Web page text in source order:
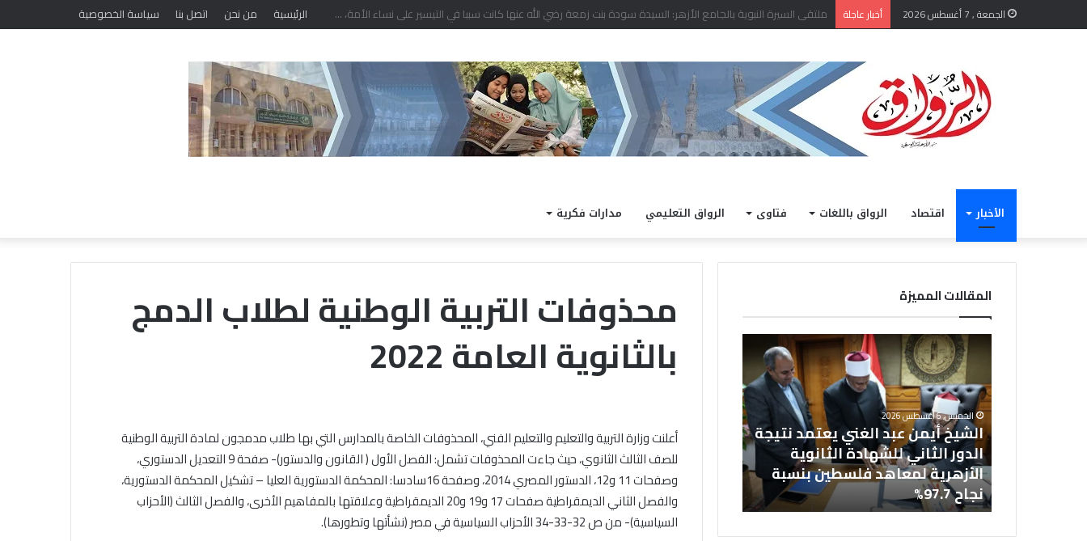
الجمعة , 7 أغسطس 2026 أخبار عاجلة الشيخ أيمن عبد الغني يعتمد نتيجة الدور الثاني للشهادة الثانوية الأزهرية لمعاهد فلسطين بنسبة نجاح 97.7% الرئيسية من نحن اتصل بنا سياسة الخصوصية
الأخبار اقتصاد الرواق باللغات فتاوى الرواق التعليمي مدارات فكرية
محذوفات التربية الوطنية لطلاب الدمج
بالثانوية العامة 2022
أعلنت وزارة التربية والتعليم والتعليم الفني، المحذوفات الخاصة بالمدارس التي بها طلاب مدمجون لمادة التربية الوطنية
للصف الثالث الثانوي، حيث جاءت المحذوفات تشمل: الفصل الأول ( القانون والدستور)- صفحة 9 التعديل الدستوري،
وصفحات 11 و12، الدستور المصري 2014، وصفحة 16سادسا: المحكمة الدستورية العليا – تشكيل المحكمة الدستورية،
والفصل الثاني الديمقراطية صفحات 17 و19 و20 الديمقراطية وعلاقتها بالمفاهيم الأخرى، والفصل الثالث (الأحزاب
السياسية)- من ص 32-33-34 الأحزاب السياسية في مصر (نشأتها وتطورها).
المقالات المميزة
الغني
يعتمد
نتيجة
الدور
الثاني
للشهادة
الثانوية
الأزهرية
الخميس, 6 أغسطس 2026
الشيخ أيمن عبد الغني يعتمد نتيجة
الدور الثاني للشهادة الثانوية
الأزهرية لمعاهد فلسطين بنسبة
نجاح 97.7%
مشاركته
الملتقى
الفكري
الأوَّل
لمنطقة
وعظ
المنوفيَّة..
(البحوث
(البحوث الإسلاميَّة): الهُويَّة
الإيمانيَّة والأخلاقيَّة حجر أساس
لتحقيق السِّلم المجتمعي ومصدر
لتحقيق الرُّقي
الداخلية
تفتح
2027..
المواعيد
وطرق
التسجيل
والشروط
الكاملة
الخميس, 6 أغسطس 2026
الداخلية تفتح باب التقديم لحج
القرعة 2027.. المواعيد وطرق
التسجيل والشروط الكاملة
حفظ
الأمانة
والابتعاد
عن
الغش
خلال ملتقى الجامع الأزهر للقضايا
المعاصرة: حفظ الأمانة والابتعاد عن
الغش والتدليس من أهم أسباب
ترابط المجتمع